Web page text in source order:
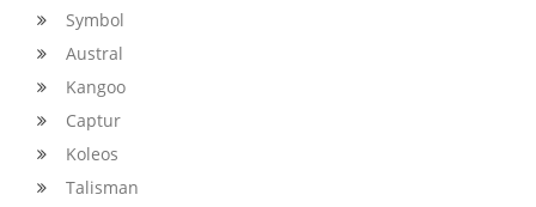
Symbol
Austral
Kangoo
Captur
Koleos
Talisman